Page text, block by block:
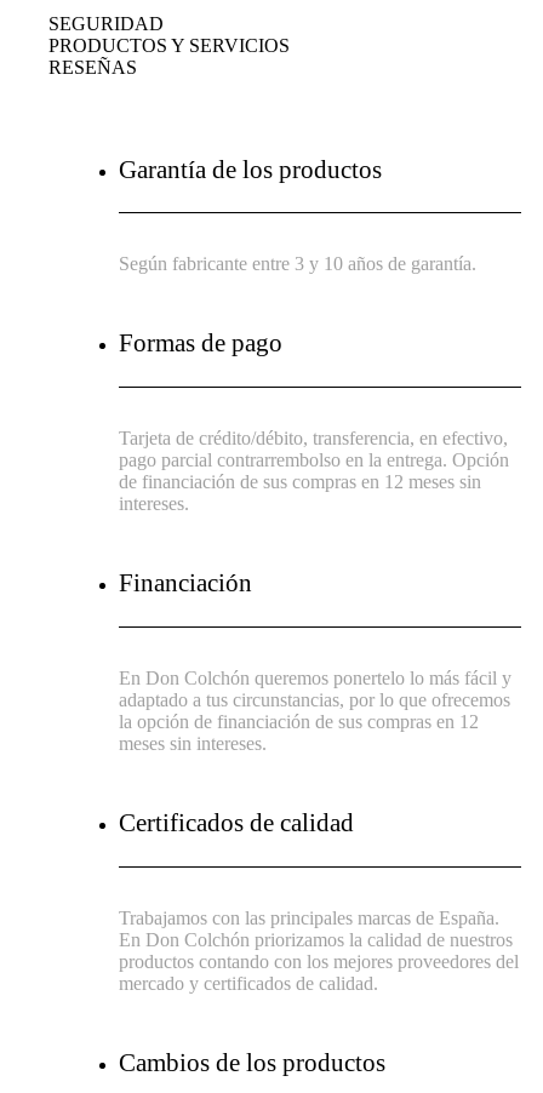
SEGURIDAD
PRODUCTOS Y SERVICIOS
RESEÑAS
Garantía de los productos
Según fabricante entre 3 y 10 años de garantía.
Formas de pago
Tarjeta de crédito/débito, transferencia, en efectivo,
pago parcial contrarrembolso en la entrega. Opción
de financiación de sus compras en 12 meses sin
intereses.
Financiación
En Don Colchón queremos ponertelo lo más fácil y
adaptado a tus circunstancias, por lo que ofrecemos
la opción de financiación de sus compras en 12
meses sin intereses.
Certificados de calidad
Trabajamos con las principales marcas de España.
En Don Colchón priorizamos la calidad de nuestros
productos contando con los mejores proveedores del
mercado y certificados de calidad.
Cambios de los productos